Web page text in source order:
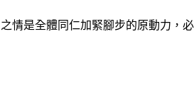
情是全體同仁加緊腳步的原動力，